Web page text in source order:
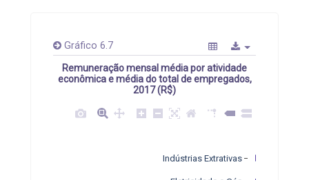
Gráfico 6.7
Remuneração mensal média por atividade
econômica e média do total de empregados,
2017 (R$)
Indústrias Extrativas